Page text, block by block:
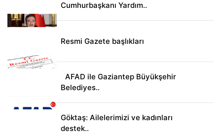
Cumhurbaşkanı Yardım..
Resmi Gazete başlıkları
AFAD ile Gaziantep Büyükşehir
Belediyes..
Göktaş: Ailelerimizi ve kadınları
destek..